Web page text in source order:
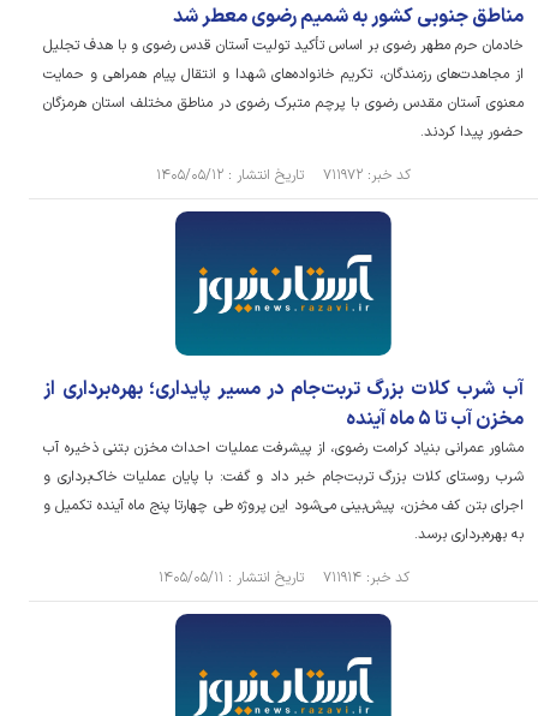
مناطق جنوبی کشور به شمیم رضوی معطر شد
خادمان حرم مطهر رضوی بر اساس تأکید تولیت آستان قدس رضوی و با هدف تجلیل
از مجاهدت‌های رزمندگان، تکریم خانواده‌های شهدا و انتقال پیام همراهی و حمایت
معنوی آستان مقدس رضوی با پرچم متبرک رضوی در مناطق مختلف استان هرمزگان
حضور پیدا کردند.
کد خبر: ۷۱۱۹۷۲ تاریخ انتشار : ۱۴۰۵/۰۵/۱۲
آب شرب کلات بزرگ تربت‌جام در مسیر پایداری؛ بهره‌برداری از
مخزن آب تا ۵ ماه آینده
مشاور عمرانی بنیاد کرامت رضوی، از پیشرفت عملیات احداث مخزن بتنی ذخیره آب
شرب روستای کلات بزرگ تربت‌جام خبر داد و گفت: با پایان عملیات خاک‌برداری و
اجرای بتن کف مخزن، پیش‌بینی می‌شود این پروژه طی چهارتا پنج ماه آینده تکمیل و
به بهره‌برداری برسد.
کد خبر: ۷۱۱۹۱۴ تاریخ انتشار : ۱۴۰۵/۰۵/۱۱